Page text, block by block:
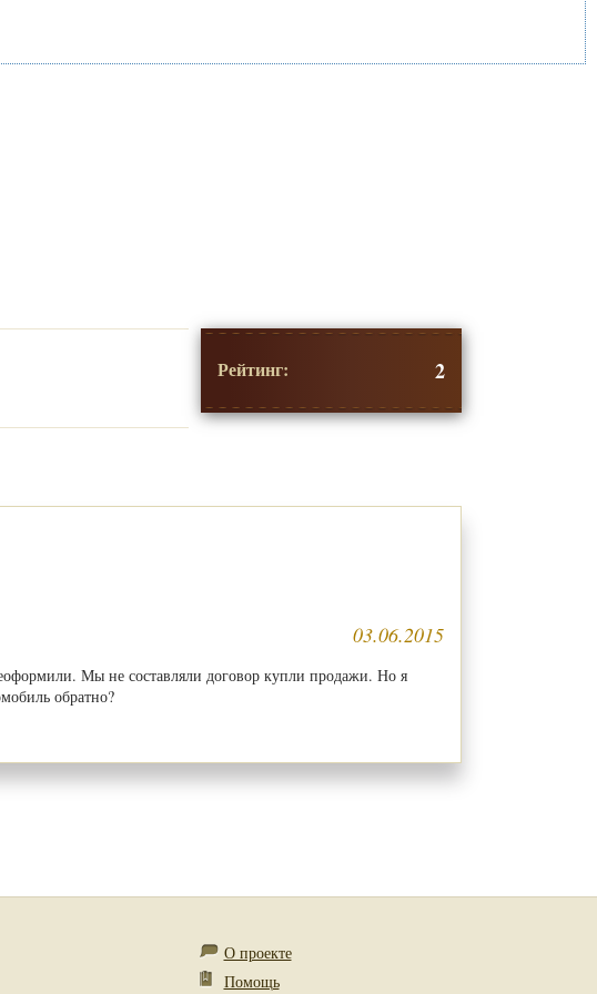
Рейтинг: 2
03.06.2015
Мы не составляли договор купли продажи. Но я
обратно?
О проекте
Помощь